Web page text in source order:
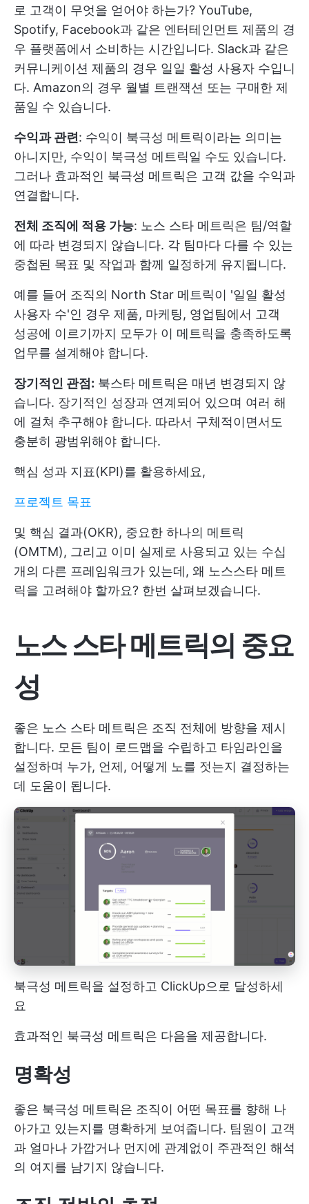
로 고객이 무엇을 얻어야 하는가? YouTube,
Spotify, Facebook과 같은 엔터테인먼트 제품의 경
우 플랫폼에서 소비하는 시간입니다. Slack과 같은
커뮤니케이션 제품의 경우 일일 활성 사용자 수입니
다. Amazon의 경우 월별 트랜잭션 또는 구매한 제
품일 수 있습니다.
수익과 관련 : 수익이 북극성 메트릭이라는 의미는
아니지만, 수익이 북극성 메트릭일 수도 있습니다.
그러나 효과적인 북극성 메트릭은 고객 값을 수익과
연결합니다.
전체 조직에 적용 가능: 노스 스타 메트릭은 팀/역할
에 따라 변경되지 않습니다. 각 팀마다 다를 수 있는
중첩된 목표 및 작업과 함께 일정하게 유지됩니다.
예를 들어 조직의 North Star 메트릭이 '일일 활성
사용자 수'인 경우 제품, 마케팅, 영업팀에서 고객
성공에 이르기까지 모두가 이 메트릭을 충족하도록
업무를 설계해야 합니다.
장기적인 관점: 북스타 메트릭은 매년 변경되지 않
습니다. 장기적인 성장과 연계되어 있으며 여러 해
에 걸쳐 추구해야 합니다. 따라서 구체적이면서도
충분히 광범위해야 합니다.
핵심 성과 지표(KPI)를 활용하세요,
프로젝트 목표
및 핵심 결과(OKR), 중요한 하나의 메트릭
(OMTM), 그리고 이미 실제로 사용되고 있는 수십
개의 다른 프레임워크가 있는데, 왜 노스스타 메트
릭을 고려해야 할까요? 한번 살펴보겠습니다.
노스 스타 메트릭의 중요
성
좋은 노스 스타 메트릭은 조직 전체에 방향을 제시
합니다. 모든 팀이 로드맵을 수립하고 타임라인을
설정하며 누가, 언제, 어떻게 노를 젓는지 결정하는
데 도움이 됩니다.
북극성 메트릭을 설정하고 ClickUp으로 달성하세
요
효과적인 북극성 메트릭은 다음을 제공합니다.
명확성
좋은 북극성 메트릭은 조직이 어떤 목표를 향해 나
아가고 있는지를 명확하게 보여줍니다. 팀원이 고객
과 얼마나 가깝거나 먼지에 관계없이 주관적인 해석
의 여지를 남기지 않습니다.